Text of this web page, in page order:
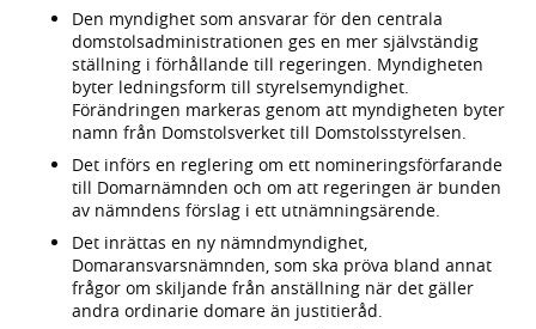
Den myndighet som ansvarar för den centrala
domstolsadministrationen ges en mer självständig
ställning i förhållande till regeringen. Myndigheten
byter ledningsform till styrelsemyndighet.
Förändringen markeras genom att myndigheten byter
namn från Domstolsverket till Domstolsstyrelsen.
Det införs en reglering om ett nomineringsförfarande
till Domarnämnden och om att regeringen är bunden
av nämndens förslag i ett utnämningsärende.
Det inrättas en ny nämndmyndighet,
Domaransvarsnämnden, som ska pröva bland annat
frågor om skiljande från anställning när det gäller
andra ordinarie domare än justitieråd.